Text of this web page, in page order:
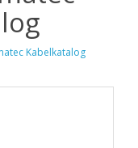
Kabelkatalog